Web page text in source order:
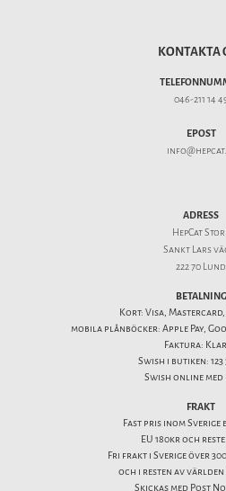
KONTAKTA
046-211 14
EPOST
ADRESS
HepCat
Sankt Lars
222 70 Lund
BETALNING
Kort: Visa, Mastercard,
mobila plånböcker: Apple Pay,
Faktura:
Swish i butiken: 123
Swish online
FRAKT
Fast pris inom Sverige
EU 180kr och
Fri frakt i Sverige över
och i resten av världen
Skickas med Post